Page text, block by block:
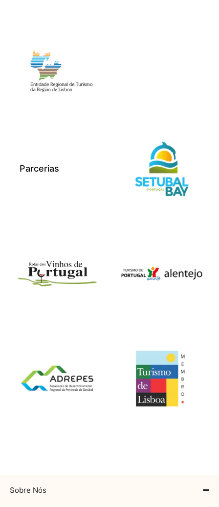
Parcerias
Sobre Nós